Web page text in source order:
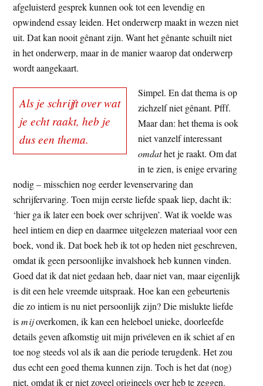
afgeluisterd gesprek kunnen ook tot een levendig en
opwindend essay leiden. Het onderwerp maakt in wezen niet
uit. Dat kan nooit gênant zijn. Want het gênante schuilt niet
in het onderwerp, maar in de manier waarop dat onderwerp
wordt aangekaart.
Als je schrijft over wat
je echt raakt, heb je
dus een thema.
Simpel. En dat thema is op
zichzelf niet gênant. Pfff.
Maar dan: het thema is ook
niet vanzelf interessant
omdathet je raakt. Om dat
in te zien, is enige ervaring
nodig – misschien nog eerder levenservaring dan
schrijfervaring. Toen mijn eerste liefde spaak liep, dacht ik:
‘hier ga ik later een boek over schrijven’. Wat ik voelde was
heel intiem en diep en daarmee uitgelezen materiaal voor een
boek, vond ik. Dat boek heb ik tot op heden niet geschreven,
omdat ik geen persoonlijke invalshoek heb kunnen vinden.
Goed dat ik dat niet gedaan heb, daar niet van, maar eigenlijk
is dit een hele vreemde uitspraak. Hoe kan een gebeurtenis
die zo intiem is nu niet persoonlijk zijn? Die mislukte liefde
ismijoverkomen, ik kan een heleboel unieke, doorleefde
details geven afkomstig uit mijn privéleven en ik schiet af en
toe nog steeds vol als ik aan die periode terugdenk. Het zou
dus echt een goed thema kunnen zijn. Toch is het dat (nog)
niet, omdat ik er niet zoveel origineels over heb te zeggen.